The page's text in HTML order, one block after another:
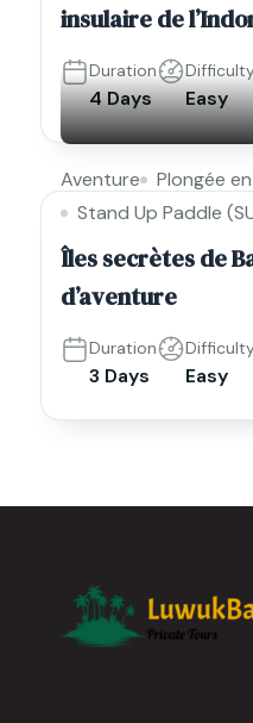
insulaire de
Duration
4 Days Easy
Aventure
Plongée
Stand Up Paddle
Îles secrètes de
d’aventure
Duration
3 Days Easy